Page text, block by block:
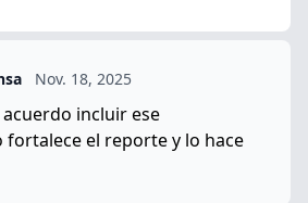
Nov. 18, 2025
acuerdo incluir ese
el reporte y lo hace